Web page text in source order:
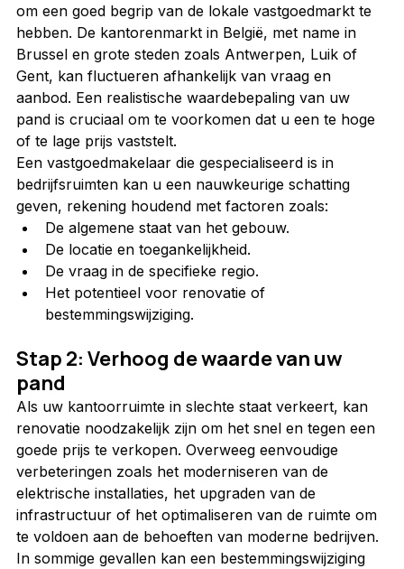
om een goed begrip van de lokale vastgoedmarkt te
hebben. De kantorenmarkt in België, met name in
Brussel en grote steden zoals Antwerpen, Luik of
Gent, kan fluctueren afhankelijk van vraag en
aanbod. Een realistische waardebepaling van uw
pand is cruciaal om te voorkomen dat u een te hoge
of te lage prijs vaststelt.
Een vastgoedmakelaar die gespecialiseerd is in
bedrijfsruimten kan u een nauwkeurige schatting
geven, rekening houdend met factoren zoals:
De algemene staat van het gebouw.
De locatie en toegankelijkheid.
De vraag in de specifieke regio.
Het potentieel voor renovatie of
bestemmingswijziging.
Stap 2: Verhoog de waarde van uw
pand
Als uw kantoorruimte in slechte staat verkeert, kan
renovatie noodzakelijk zijn om het snel en tegen een
goede prijs te verkopen. Overweeg eenvoudige
verbeteringen zoals het moderniseren van de
elektrische installaties, het upgraden van de
infrastructuur of het optimaliseren van de ruimte om
te voldoen aan de behoeften van moderne bedrijven.
In sommige gevallen kan een bestemmingswijziging